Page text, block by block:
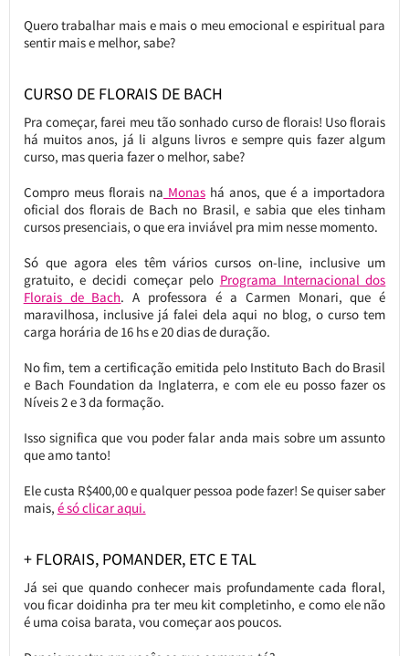
Quero trabalhar mais e mais o meu emocional e espiritual para
sentir mais e melhor, sabe?
CURSO DE FLORAIS DE BACH
Pra começar, farei meu tão sonhado curso de florais! Uso florais
há muitos anos, já li alguns livros e sempre quis fazer algum
curso, mas queria fazer o melhor, sabe?
Compro meus florais na Monashá anos, que é a importadora
oficial dos florais de Bach no Brasil, e sabia que eles tinham
cursos presenciais, o que era inviável pra mim nesse momento.
Só que agora eles têm vários cursos on-line, inclusive um
gratuito, e decidi começar pelo Programa Internacional dos
Florais de Bach. A professora é a Carmen Monari, que é
maravilhosa, inclusive já falei dela aqui no blog, o curso tem
carga horária de 16 hs e 20 dias de duração.
No fim, tem a certificação emitida pelo Instituto Bach do Brasil
e Bach Foundation da Inglaterra, e com ele eu posso fazer os
Níveis 2 e 3 da formação.
Isso significa que vou poder falar anda mais sobre um assunto
que amo tanto!
Ele custa R$400,00 e qualquer pessoa pode fazer! Se quiser saber
mais, é só clicar aqui.
+ FLORAIS, POMANDER, ETC E TAL
Já sei que quando conhecer mais profundamente cada floral,
vou ficar doidinha pra ter meu kit completinho, e como ele não
é uma coisa barata, vou começar aos poucos.